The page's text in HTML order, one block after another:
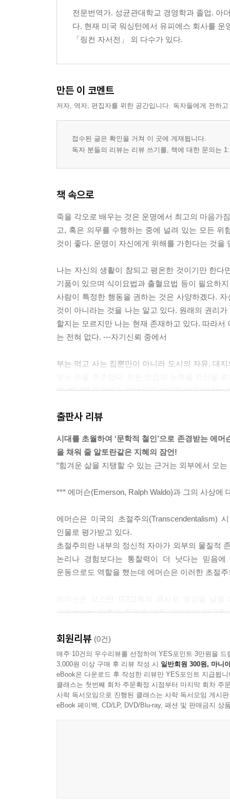
전문번역가. 성균관대학교 경영학과 졸업. 아
다. 현재 미국 워싱턴에서 유피에스 회사를
「링컨 자서전」 외 다수가 있다.
만든 이 코멘트
저자, 역자, 편집자를 위한 공간입니다. 독자들에게 전하
접수된 글은 확인을 거쳐 이 곳에 게재됩니다.
독자 분들의 리뷰는 리뷰 쓰기를, 책에 대한 문의는
책 속으로
죽을 각오로 배우는 것은 운명에서 최고의 마음가
고, 혹은 의무를 수행하는 중에 널려 있는 모든
것이 좋다. 운명이 자신에게 위해를 가한다는 것
나는 자신의 생활이 참되고 평온한 것이기만 한
기품이 있으며 식이요법과 출혈요법 등이 필요하
사람이 특정한 행동을 권하는 것은 사양하겠다.
것이 아니라는 것을 나는 알고 있다. 원래의 권리
할지는 모르지만 나는 현재 존재하고 있다. 따라
는 전혀 없다. ---자기신뢰 중에서
부는 먹고 사는 집뿐만이 아니라 도시의 자유, 대
먼 옛날의 인간의 노력에서도 이익을 이끌어내는
주는 바다는 그것이 가지고 있는 위험한 도움의
가 될 것이다.”
---부 중에서
출판사 리뷰
시대를 초월하여 ‘문학적 철인’으로 존경받는 에
을 채워 줄 알토란같은 지혜의 잠언!
“힘겨운 삶을 지탱할 수 있는 근거는 외부에서 오
*** 에머슨(Emerson, Ralph Waldo)과 그의 사상에
에머슨은 미국의 초절주의(Transcendentalism)
인물로 평가받고 있다.
초절주의란 내부의 정신적 자아가 외부의 물질적
논리나 경험보다는 통찰력이 더 낫다는 믿음
운동으로도 역할을 했는데 에머슨은 이러한 초절
교리보다는 영혼의 활용에 대한 개인적인 탐구
그는 자신의 철학을 바탕으로 목사직도 그만두
독일로 향했다. 그리고 귀국 후 자연(Nature)』을
조류를 미국에 전했던 문화의 중개자 역할을 하
이르기까지 미국의 지성과 정신적 품위의 토대
신을 발견하게 되며, 그렇게 각성된 자기인식
설파했다. 그는 자신의 양심에 근거해 노예제도의
회원리뷰 (0건)
매주 10건의 우수리뷰를 선정하여 YES포인트 3만원을 드
3,000원 이상 구매 후 리뷰 작성 시 일반회원 300원, 마니
eBook은 다운로드 후 작성한 리뷰만 YES포인트 지급됩니
클래스는 첫번째 회차 주문확정 시점부터 마지막 회차 주
사락 독서모임으로 진행된 클래스는 사락 독서모임 게시
eBook 페이백, CD/LP, DVD/Blu-ray, 패션 및 판매금지 상